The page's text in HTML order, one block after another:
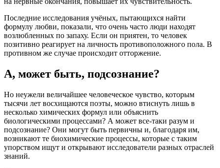
Последние исследования учёных, пытающихся найти
формулу любви, показали, что очень часто люди находят
возлюбленных по запаху. Если он приятен, то человек
позитивно реагирует на личность противоположного пола. В
противном же случае происходит отторжение.
А, может быть, подсознание?
Но неужели величайшее человеческое чувство, которым
тысячи лет восхищаются поэты, можно втиснуть лишь в
несколько химических формул или объяснить
биологическими процессами? А может все-таки разум и
подсознание? Они могут быть первичны и, благодаря им,
возникают те биохимические процессы, которые с таким
упорством ищут и открывают исследователи разных отраслей
знаний.